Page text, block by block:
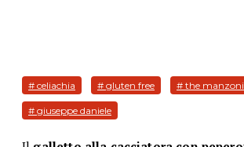
# celiachia # gluten free # the manzoni
# giuseppe daniele